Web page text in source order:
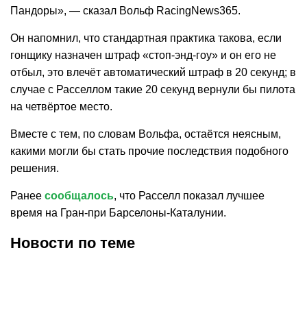
Пандоры», — сказал Вольф RacingNews365.
Он напомнил, что стандартная практика такова, если
гонщику назначен штраф «стоп‑энд‑гоу» и он его не
отбыл, это влечёт автоматический штраф в 20 секунд; в
случае с Расселлом такие 20 секунд вернули бы пилота
на четвёртое место.
Вместе с тем, по словам Вольфа, остаётся неясным,
какими могли бы стать прочие последствия подобного
решения.
Ранее сообщалось, что Расселл показал лучшее
время на Гран-при Барселоны-Каталунии.
Новости по теме